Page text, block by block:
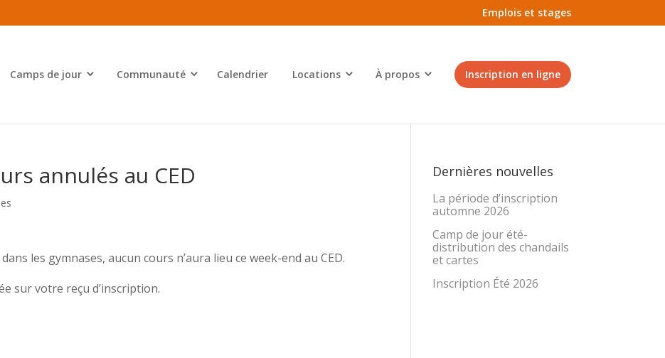
Emplois et stages
Camps de jour Communauté Calendrier Locations À propos Inscription en ligne
annulés au CED
les gymnases, aucun cours n’aura lieu ce week-end au CED.
sur votre reçu d’inscription.
Dernières nouvelles
La période d’inscription
automne 2026
Camp de jour été-
distribution des chandails
et cartes
Inscription Été 2026